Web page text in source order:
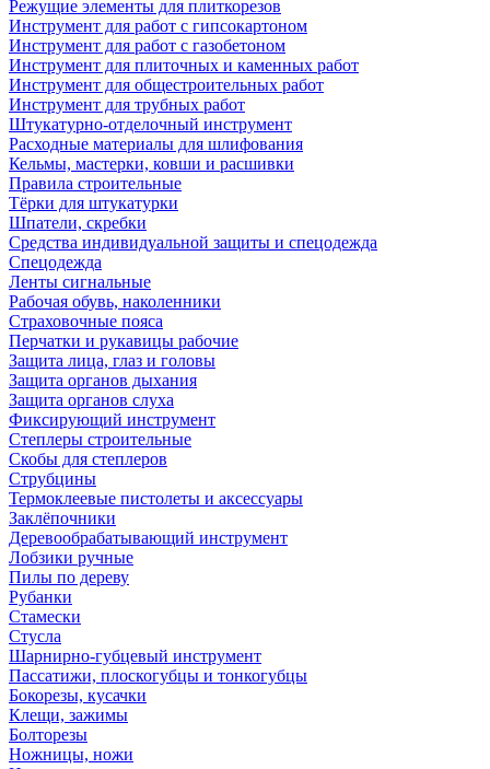
Режущие элементы для плиткорезов
Инструмент для работ с гипсокартоном
Инструмент для работ с газобетоном
Инструмент для плиточных и каменных работ
Инструмент для общестроительных работ
Инструмент для трубных работ
Штукатурно-отделочный инструмент
Расходные материалы для шлифования
Кельмы, мастерки, ковши и расшивки
Правила строительные
Тёрки для штукатурки
Шпатели, скребки
Средства индивидуальной защиты и спецодежда
Спецодежда
Ленты сигнальные
Рабочая обувь, наколенники
Страховочные пояса
Перчатки и рукавицы рабочие
Защита лица, глаз и головы
Защита органов дыхания
Защита органов слуха
Фиксирующий инструмент
Степлеры строительные
Скобы для степлеров
Струбцины
Термоклеевые пистолеты и аксессуары
Заклёпочники
Деревообрабатывающий инструмент
Лобзики ручные
Пилы по дереву
Рубанки
Стамески
Стусла
Шарнирно-губцевый инструмент
Пассатижи, плоскогубцы и тонкогубцы
Бокорезы, кусачки
Клещи, зажимы
Болторезы
Ножницы, ножи